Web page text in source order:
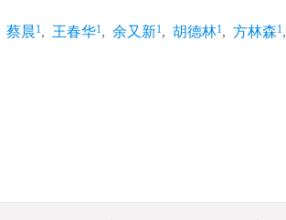
蔡晨1, 王春华1, 余又新1, 胡德林1, 方林森1,